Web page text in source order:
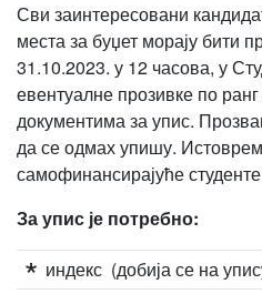
Сви заинтересовани
места за буџет морају бити
31.10.2023. у 12 часова, у
евентуалне прозивке по
документима за упис.
да се одмах упишу.
самофинансирајуће
За упис је потребно:
индекс (добија се на